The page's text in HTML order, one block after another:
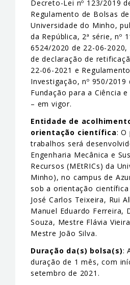
Decreto-Lei nº 123/2019
Regulamento de Bolsas
Universidade do Minho,
da República, 2ª série, nº
6524/2020 de 22-06-
de declaração de
22-06-2021 e
Investigação, nº 950/2019
Fundação para a Ciência
– em vigor.
Entidade de
orientação científica: O
trabalhos será
Engenharia Mecânica e
Recursos (MEtRICs) da
Minho), no campus de
sob a orientação
José Carlos Teixeira, Rui
Manuel Eduardo Ferreira,
Souza, Mestre Flávia
Mestre João Silva.
Duração da(s) bolsa(s):
duração de 1 mês, com
setembro de 2021.